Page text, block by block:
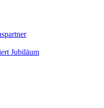
Jubiläum